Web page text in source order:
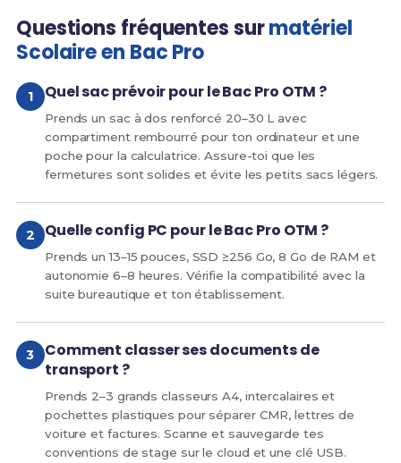
Questions fréquentes surmatériel
Scolaire en Bac Pro
Quel sac prévoir pour le Bac Pro OTM ?
Prends un sac à dos renforcé 20–30 L avec
compartiment rembourré pour ton ordinateur et une
poche pour la calculatrice. Assure-toi que les
fermetures sont solides et évite les petits sacs légers.
Quelle config PC pour le Bac Pro OTM ?
Prends un 13–15 pouces, SSD ≥256 Go, 8 Go de RAM et
autonomie 6–8 heures. Vérifie la compatibilité avec la
suite bureautique et ton établissement.
Comment classer ses documents de
transport ?
Prends 2–3 grands classeurs A4, intercalaires et
pochettes plastiques pour séparer CMR, lettres de
voiture et factures. Scanne et sauvegarde tes
conventions de stage sur le cloud et une clé USB.